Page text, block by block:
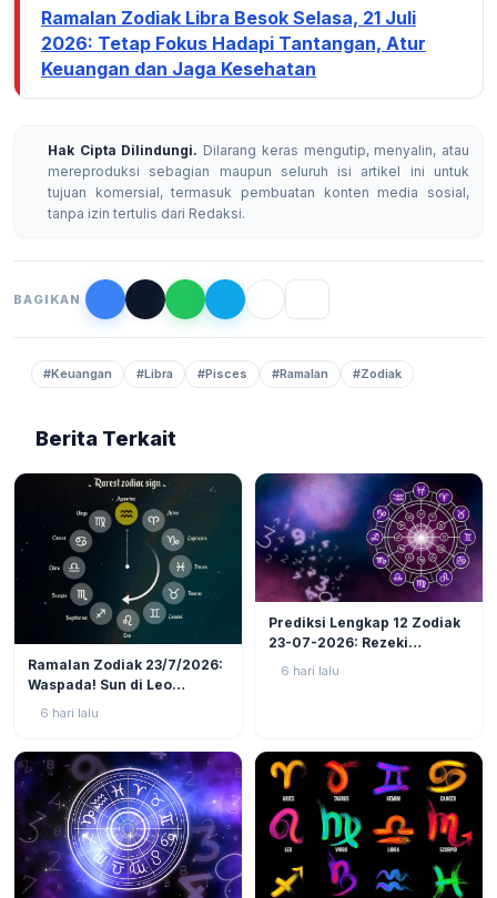
Ramalan Zodiak Libra Besok Selasa, 21 Juli
2026: Tetap Fokus Hadapi Tantangan, Atur
Keuangan dan Jaga Kesehatan
Hak Cipta Dilindungi. Dilarang keras mengutip, menyalin, atau
mereproduksi sebagian maupun seluruh isi artikel ini untuk
tujuan komersial, termasuk pembuatan konten media sosial,
tanpa izin tertulis dari Redaksi.
BAGIKAN
#Keuangan #Libra #Pisces #Ramalan #Zodiak
Berita Terkait
Ramalan Zodiak 23/7/2026:
Waspada! Sun di Leo
Kuadrat Bulan di Scorpio, 4
6 hari lalu
Prediksi Lengkap 12 Zodiak
23-07-2026: Rezeki
6 hari lalu